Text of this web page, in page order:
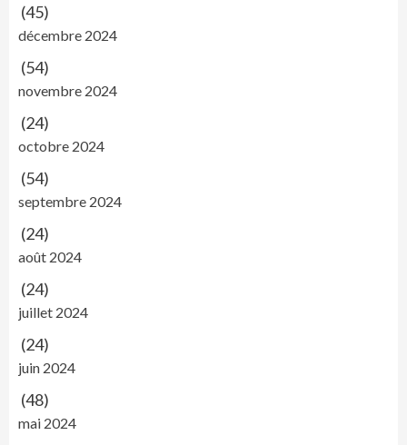
(45)
décembre 2024
(54)
novembre 2024
(24)
octobre 2024
(54)
septembre 2024
(24)
août 2024
(24)
juillet 2024
(24)
juin 2024
(48)
mai 2024